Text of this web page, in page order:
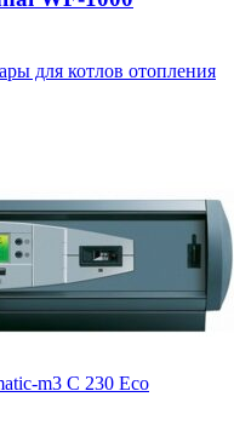
для котлов отопления
m3 С 230 Eco